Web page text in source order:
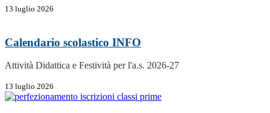
13 luglio 2026
Calendario scolastico INFO
Attività Didattica e Festività per l'a.s. 2026-27
13 luglio 2026